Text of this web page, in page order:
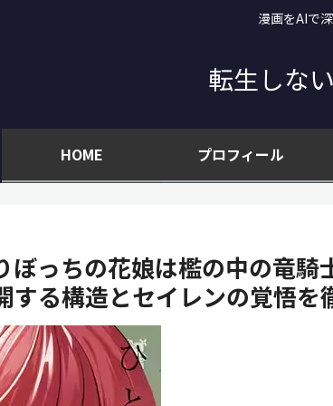
漫画をAIで
転生しな
HOME プロフィール
ぼっちの花娘は檻の中の竜
する構造とセイレンの覚悟を